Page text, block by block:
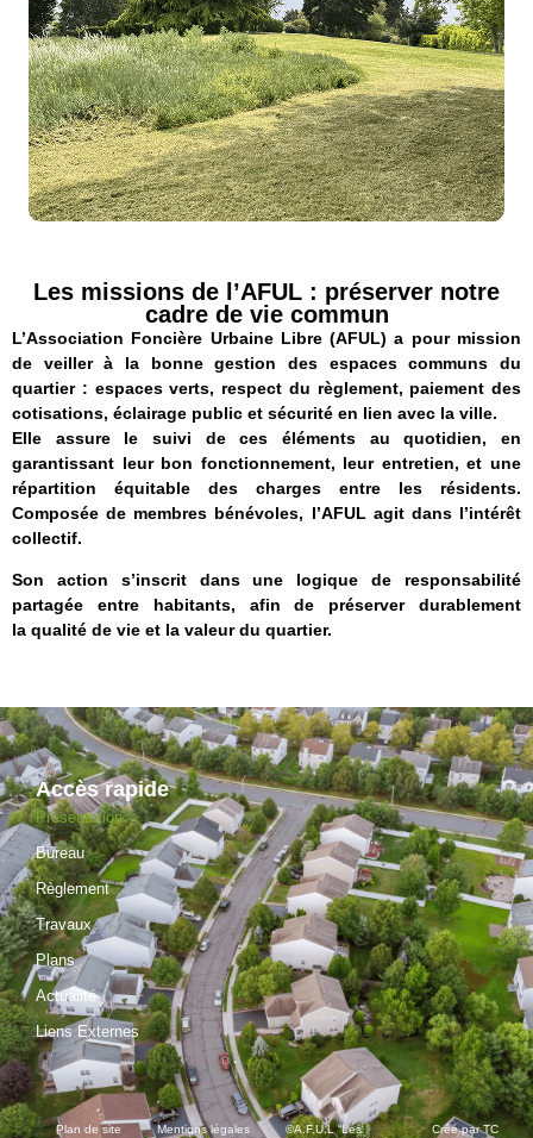
Les missions de l’AFUL : préserver notre
cadre de vie commun
L’Association Foncière Urbaine Libre (AFUL) a pour mission
de veiller à la bonne gestion des espaces communs du
quartier : espaces verts, respect du règlement, paiement des
cotisations, éclairage public et sécurité en lien avec la ville.
Elle assure le suivi de ces éléments au quotidien, en
garantissant leur bon fonctionnement, leur entretien, et une
répartition équitable des charges entre les résidents.
Composée de membres bénévoles, l’AFUL agit dans l’intérêt
collectif.
Son action s’inscrit dans une logique de responsabilité
partagée entre habitants, afin de préserver durablement
la qualité de vie et la valeur du quartier.
Accès rapide
Présentation
Bureau
Règlement
Travaux
Plans
Actualité
Liens Externes
©A.F.U.L “Les
Créé par TC
Plan de site
Mentions légales